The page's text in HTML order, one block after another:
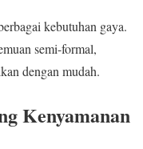
kebutuhan gaya.
semi-formal,
dengan mudah.
Kenyamanan